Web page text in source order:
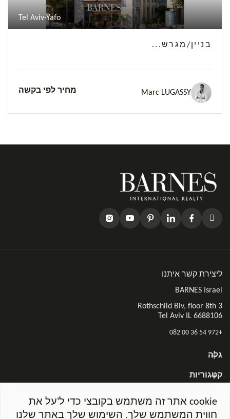
בניין/מגרש...
Marc LUGASSY מחיר לפי בקשה
ליצירת קשר איתנו
BARNES Israel
3 Rothschild Blv, floor 8th
6688106 Tel Aviv IL
+972 54 36 00 082
גלה
קטגוריות
cookie אתר זה משתמש בקובצי כדי ל'על את
חווית המשתמש שלך. השימוש שלך באתר שלנו